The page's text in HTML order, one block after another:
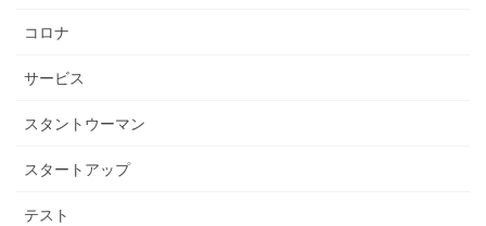
コロナ
サービス
スタントウーマン
スタートアップ
テスト